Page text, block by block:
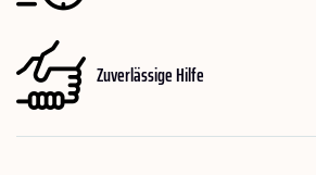
Zuverlässige Hilfe